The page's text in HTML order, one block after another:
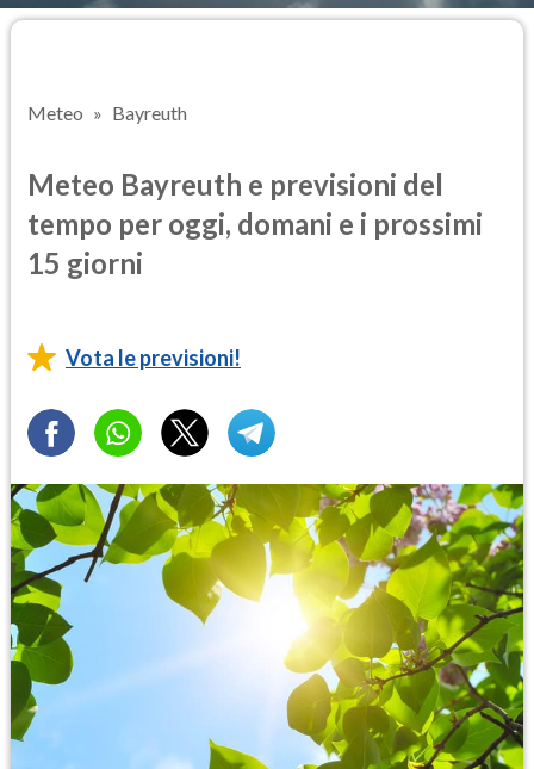
Meteo Bayreuth
Meteo Bayreuth e previsioni del
tempo per oggi, domani e i prossimi
15 giorni
Vota le previsioni!